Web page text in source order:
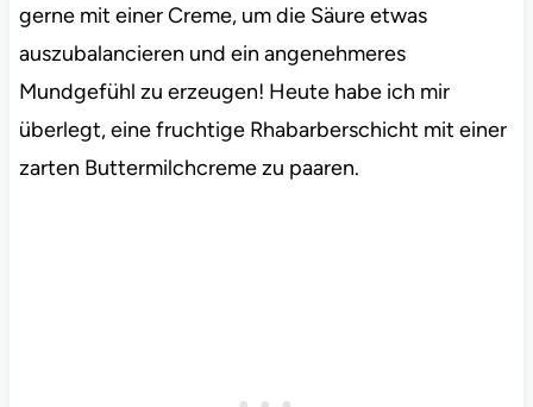
gerne mit einer Creme, um die Säure etwas
auszubalancieren und ein angenehmeres
Mundgefühl zu erzeugen! Heute habe ich mir
überlegt, eine fruchtige Rhabarberschicht mit einer
zarten Buttermilchcreme zu paaren.